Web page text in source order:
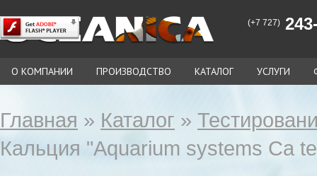
(+7 727)
О КОМПАНИИ ПРОИЗВОДСТВО КАТАЛОГ УСЛУГИ
Главная » Каталог »
Кальция "Aquarium systems Сa